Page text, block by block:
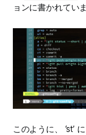
ョンに書かれてい
このように、 ‘st’